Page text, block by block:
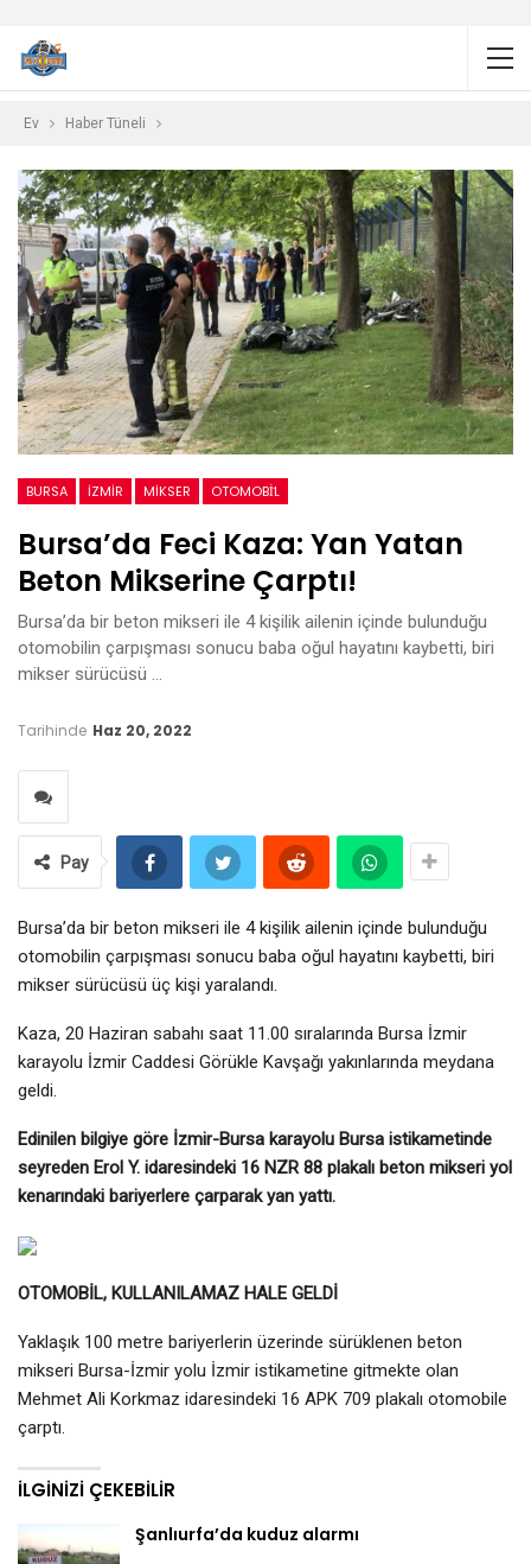
Ev Haber Tüneli
BURSA IZMIR MIKSER OTOMOBİL
Bursa’da Feci Kaza: Yan Yatan
Beton Mikserine Çarptı!
Bursa’da bir beton mikseri ile 4 kişilik ailenin içinde bulunduğu
otomobilin çarpışması sonucu baba oğul hayatını kaybetti, biri
mikser sürücüsü …
Tarihinde Haz 20, 2022
Pay
Bursa’da bir beton mikseri ile 4 kişilik ailenin içinde bulunduğu
otomobilin çarpışması sonucu baba oğul hayatını kaybetti, biri
mikser sürücüsü üç kişi yaralandı.
Kaza, 20 Haziran sabahı saat 11.00 sıralarında Bursa İzmir
karayolu İzmir Caddesi Görükle Kavşağı yakınlarında meydana
geldi.
Edinilen bilgiye göre İzmir-Bursa karayolu Bursa istikametinde
seyreden Erol Y. idaresindeki 16 NZR 88 plakalı beton mikseri yol
kenarındaki bariyerlere çarparak yan yattı.
OTOMOBİL, KULLANILAMAZ HALE GELDİ
Yaklaşık 100 metre bariyerlerin üzerinde sürüklenen beton
mikseri Bursa-İzmir yolu İzmir istikametine gitmekte olan
Mehmet Ali Korkmaz idaresindeki 16 APK 709 plakalı otomobile
çarptı.
İLGINIZI ÇEKEBILIR
Şanlıurfa’da kuduz alarmı